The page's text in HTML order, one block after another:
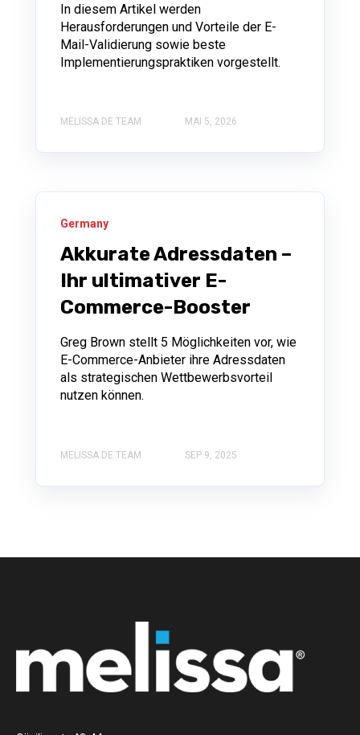
In diesem Artikel werden
Herausforderungen und Vorteile der E-
Mail-Validierung sowie beste
Implementierungspraktiken vorgestellt.
MELISSA DE TEAM MAI 5, 2026
Germany
Akkurate Adressdaten –
Ihr ultimativer E-
Commerce-Booster
Greg Brown stellt 5 Möglichkeiten vor, wie
E-Commerce-Anbieter ihre Adressdaten
als strategischen Wettbewerbsvorteil
nutzen können.
MELISSA DE TEAM SEP 9, 2025